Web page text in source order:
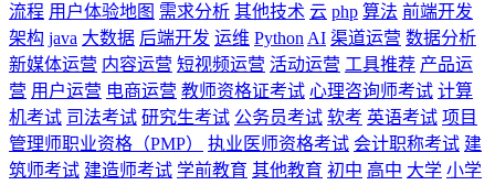
流程 用户体验地图 需求分析 其他技术 云 php 算法 前端开发
架构 java 大数据 后端开发 运维 Python AI 渠道运营 数据分析
新媒体运营 内容运营 短视频运营 活动运营 工具推荐 产品运
营 用户运营 电商运营 教师资格证考试 心理咨询师考试 计算
机考试 司法考试 研究生考试 公务员考试 软考 英语考试 项目
管理师职业资格（PMP）
执业医师资格考试 会计职称考试 建
筑师考试 建造师考试 学前教育 其他教育 初中 高中 大学 小学